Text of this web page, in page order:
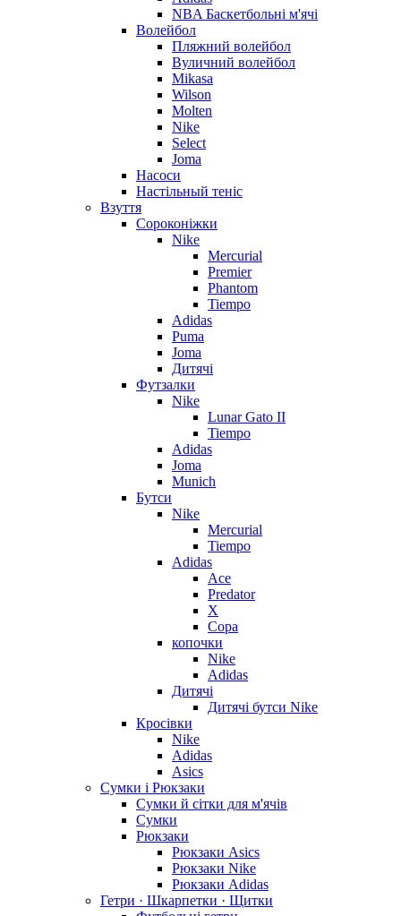
NBA Баскетбольні м'ячі
Волейбол
Пляжний волейбол
Вуличний волейбол
Mikasa
Wilson
Molten
Nike
Select
Joma
Насоси
Настільный теніс
Взуття
Сороконіжки
Nike
Mercurial
Premier
Phantom
Tiempo
Adidas
Puma
Joma
Дитячі
Футзалки
Nike
Lunar Gato II
Tiempo
Adidas
Joma
Munich
Бутси
Nike
Mercurial
Tiempo
Adidas
Ace
Predator
X
Copa
копочки
Nike
Adidas
Дитячі
Дитячі бутси Nike
Кросівки
Nike
Adidas
Asics
Сумки і Рюкзаки
Сумки й сітки для м'ячів
Сумки
Рюкзаки
Рюкзаки Asics
Рюкзаки Nike
Рюкзаки Adidas
Гетри · Шкарпетки · Щитки